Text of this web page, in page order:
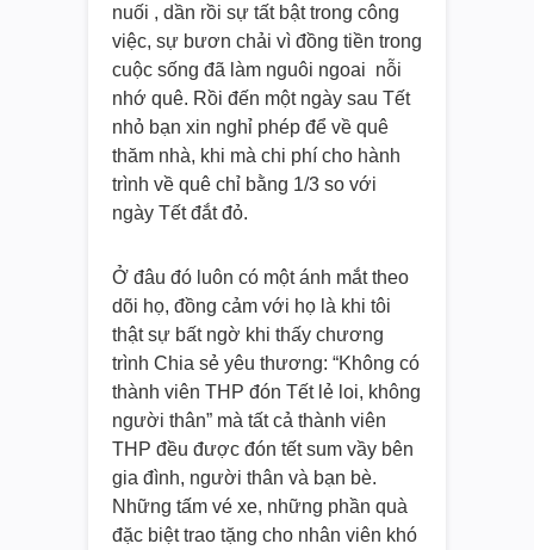
nuối , dần rồi sự tất bật trong công
việc, sự bươn chải vì đồng tiền trong
cuộc sống đã làm nguôi ngoai nỗi
nhớ quê. Rồi đến một ngày sau Tết
nhỏ bạn xin nghỉ phép để về quê
thăm nhà, khi mà chi phí cho hành
trình về quê chỉ bằng 1/3 so với
ngày Tết đắt đỏ.
Ở đâu đó luôn có một ánh mắt theo
dõi họ, đồng cảm với họ là khi tôi
thật sự bất ngờ khi thấy chương
trình Chia sẻ yêu thương: “Không có
thành viên THP đón Tết lẻ loi, không
người thân” mà tất cả thành viên
THP đều được đón tết sum vầy bên
gia đình, người thân và bạn bè.
Những tấm vé xe, những phần quà
đặc biệt trao tặng cho nhân viên khó